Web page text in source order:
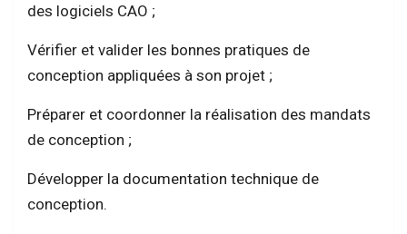
des logiciels CAO ;
Vérifier et valider les bonnes pratiques de
conception appliquées à son projet ;
Préparer et coordonner la réalisation des mandats
de conception ;
Développer la documentation technique de
conception.